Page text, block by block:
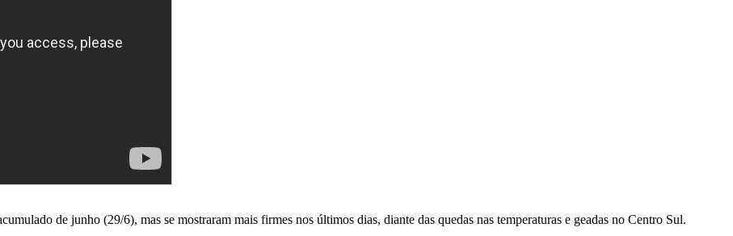
de junho (29/6), mas se mostraram mais firmes nos últimos dias, diante das quedas nas temperaturas e geadas no Centro Sul.